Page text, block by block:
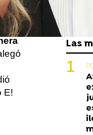
de la
E!
Las